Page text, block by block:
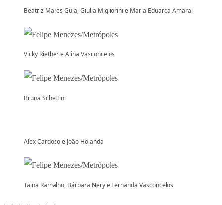
Beatriz Mares Guia, Giulia Migliorini e Maria Eduarda Amaral
Vicky Riether e Alina Vasconcelos
Bruna Schettini
Alex Cardoso e João Holanda
Taina Ramalho, Bárbara Nery e Fernanda Vasconcelos